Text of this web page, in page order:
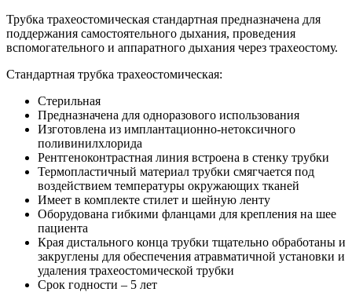
Трубка трахеостомическая стандартная предназначена для
поддержания самостоятельного дыхания, проведения
вспомогательного и аппаратного дыхания через трахеостому.
Стандартная трубка трахеостомическая:
Стерильная
Предназначена для одноразового использования
Изготовлена из имплантационно-нетоксичного
поливинилхлорида
Рентгеноконтрастная линия встроена в стенку трубки
Термопластичный материал трубки смягчается под
воздействием температуры окружающих тканей
Имеет в комплекте стилет и шейную ленту
Оборудована гибкими фланцами для крепления на шее
пациента
Края дистального конца трубки тщательно обработаны и
закруглены для обеспечения атравматичной установки и
удаления трахеостомической трубки
Срок годности – 5 лет